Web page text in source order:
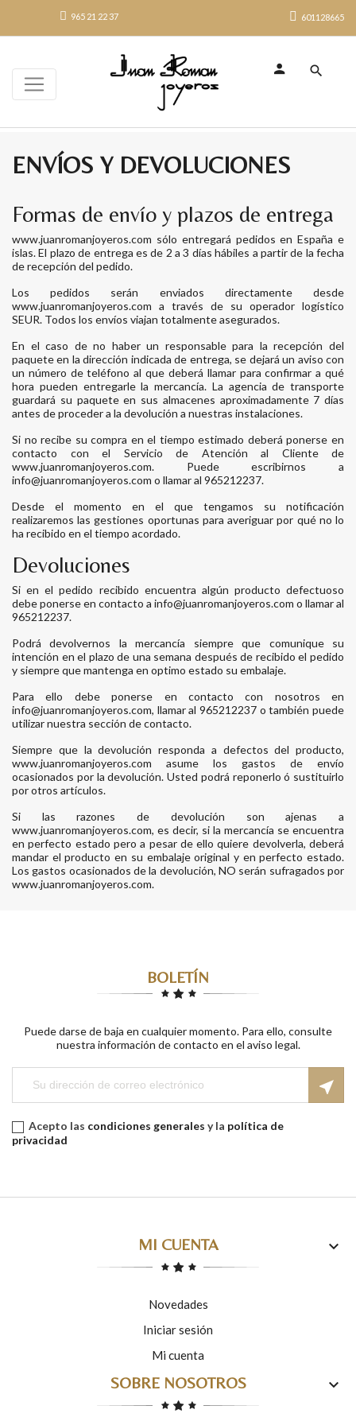
965 21 22 37 601128665
search
ENVÍOS Y DEVOLUCIONES
Formas de envío y plazos de entrega
www.juanromanjoyeros.com sólo entregará pedidos en España e
islas. El plazo de entrega es de 2 a 3 días hábiles a partir de la fecha
de recepción del pedido.
Los pedidos serán enviados directamente desde
www.juanromanjoyeros.com a través de su operador logístico
SEUR. Todos los envíos viajan totalmente asegurados.
En el caso de no haber un responsable para la recepción del
paquete en la dirección indicada de entrega, se dejará un aviso con
un número de teléfono al que deberá llamar para confirmar a qué
hora pueden entregarle la mercancía. La agencia de transporte
guardará su paquete en sus almacenes aproximadamente 7 días
antes de proceder a la devolución a nuestras instalaciones.
Si no recibe su compra en el tiempo estimado deberá ponerse en
contacto con el Servicio de Atención al Cliente de
www.juanromanjoyeros.com. Puede escribirnos a
info@juanromanjoyeros.com o llamar al 965212237.
Desde el momento en el que tengamos su notificación
realizaremos las gestiones oportunas para averiguar por qué no lo
ha recibido en el tiempo acordado.
Devoluciones
Si en el pedido recibido encuentra algún producto defectuoso
debe ponerse en contacto a info@juanromanjoyeros.com o llamar al
965212237.
Podrá devolvernos la mercancía siempre que comunique su
intención en el plazo de una semana después de recibido el pedido
y siempre que mantenga en optimo estado su embalaje.
Para ello debe ponerse en contacto con nosotros en
info@juanromanjoyeros.com, llamar al 965212237 o también puede
utilizar nuestra sección de contacto.
Siempre que la devolución responda a defectos del producto,
www.juanromanjoyeros.com asume los gastos de envío
ocasionados por la devolución. Usted podrá reponerlo ó sustituirlo
por otros artículos.
Si las razones de devolución son ajenas a
www.juanromanjoyeros.com, es decir, si la mercancía se encuentra
en perfecto estado pero a pesar de ello quiere devolverla, deberá
mandar el producto en su embalaje original y en perfecto estado.
Los gastos ocasionados de la devolución, NO serán sufragados por
www.juanromanjoyeros.com.
BOLETÍN
Puede darse de baja en cualquier momento. Para ello, consulte
nuestra información de contacto en el aviso legal.
near_me
Acepto las condiciones generales y la política de
privacidad
MI CUENTA 
Novedades
Iniciar sesión
Mi cuenta
SOBRE NOSOTROS 